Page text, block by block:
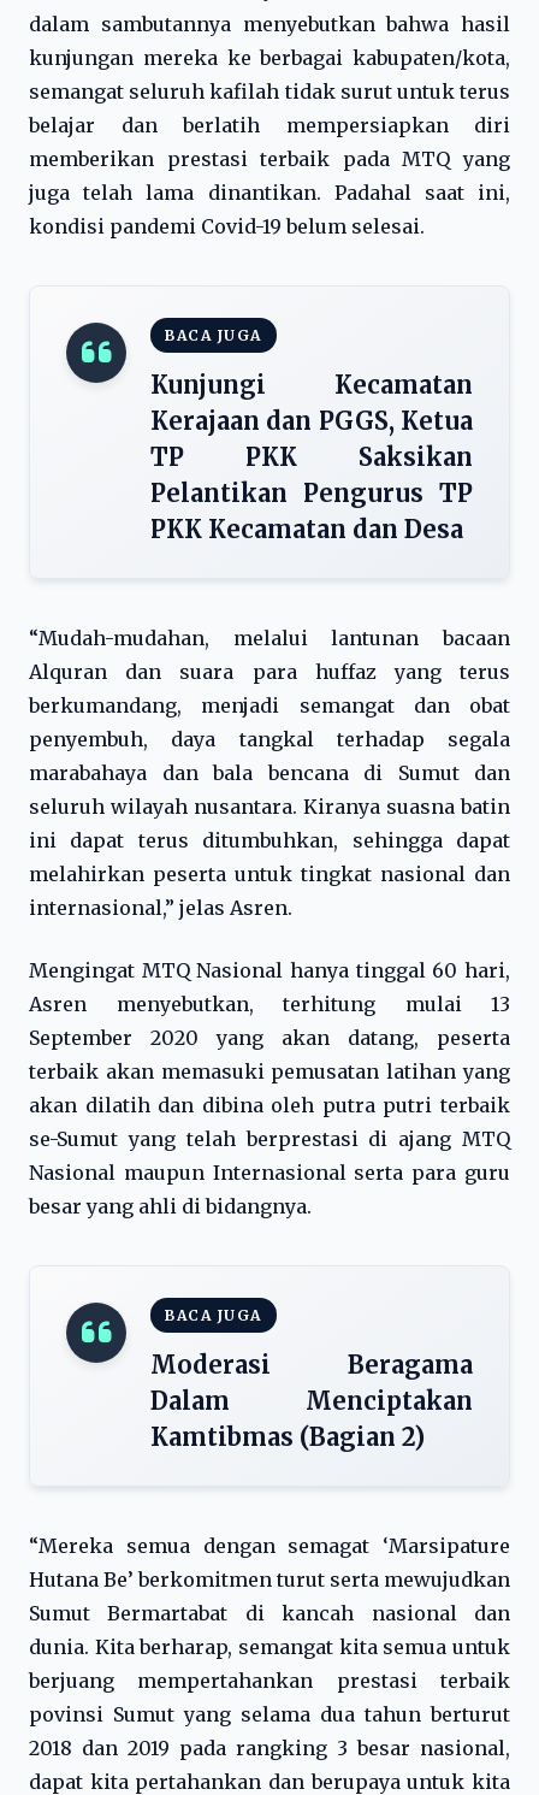
dalam sambutannya menyebutkan bahwa hasil
kunjungan mereka ke berbagai kabupaten/kota,
semangat seluruh kafilah tidak surut untuk terus
belajar dan berlatih mempersiapkan diri
memberikan prestasi terbaik pada MTQ yang
juga telah lama dinantikan. Padahal saat ini,
kondisi pandemi Covid-19 belum selesai.
BACA JUGA
Kunjungi Kecamatan
Kerajaan dan PGGS, Ketua
TP PKK Saksikan
Pelantikan Pengurus TP
PKK Kecamatan dan Desa
“Mudah-mudahan, melalui lantunan bacaan
Alquran dan suara para huffaz yang terus
berkumandang, menjadi semangat dan obat
penyembuh, daya tangkal terhadap segala
marabahaya dan bala bencana di Sumut dan
seluruh wilayah nusantara. Kiranya suasna batin
ini dapat terus ditumbuhkan, sehingga dapat
melahirkan peserta untuk tingkat nasional dan
internasional,” jelas Asren.
Mengingat MTQ Nasional hanya tinggal 60 hari,
Asren menyebutkan, terhitung mulai 13
September 2020 yang akan datang, peserta
terbaik akan memasuki pemusatan latihan yang
akan dilatih dan dibina oleh putra putri terbaik
se-Sumut yang telah berprestasi di ajang MTQ
Nasional maupun Internasional serta para guru
besar yang ahli di bidangnya.
BACA JUGA
Moderasi Beragama
Dalam Menciptakan
Kamtibmas (Bagian 2)
“Mereka semua dengan semagat ‘Marsipature
Hutana Be’ berkomitmen turut serta mewujudkan
Sumut Bermartabat di kancah nasional dan
dunia. Kita berharap, semangat kita semua untuk
berjuang mempertahankan prestasi terbaik
povinsi Sumut yang selama dua tahun berturut
2018 dan 2019 pada rangking 3 besar nasional,
dapat kita pertahankan dan berupaya untuk kita